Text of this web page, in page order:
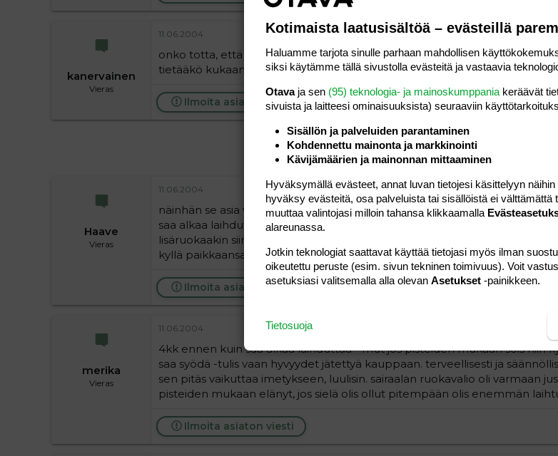
kanervainen
Vieras
11.06.2004
onko totta, että pisteilyä ei saisi aloittaa ennenkuin imetettävä on 4kk?
tietääkö kukaan?
Ilmoita asiaton viesti
Haave
Vieras
11.06.2004
näinhän se asia valitettavasti on, että vauvan on oltava vähintään 4 kk
saa alkaa laihduttaa. Ja jos en väärin muista, niin vauvalla pitäisi olla
lisäruokaakin siinä vaiheessa. Jälkimmäisestä en ole ihan varma, mutta eka
kyllä paikkaansa!
Ilmoita asiaton viesti
merika
Vieras
11.06.2004
4kk ennen kuin saa alkaa laihduttaa - mut jos pisteiden mukaan söis niin
saa syödä -tulis vaan hyvyydet jätettyä kauppaan. terveellisesti ja
sen pitäs vaikuttaa imetykseen, luulisin. sairaalan ruokavalio oli varmaan
pisteiden mukaan elänyt, jos sielä olis ollut pitempään olis enemmän
Ilmoita asiaton viesti
Kotimaista laatusisältöä – evästeillä
Haluamme tarjota sinulle parhaan mahdollisen
siksi käytämme tällä sivustolla evästeitä ja vastaavia
Otavaja sen (95) teknologia- ja mainoskumppania keräävät
sivuista ja laitteesi ominaisuuk­sista) seuraaviin
Sisällön ja palveluiden parantaminen
Kohdennettu mainonta ja markkinointi
Kävijämäärien ja mainonnan mittaaminen
Hyväksymällä evästeet, annat luvan tietojesi käsittelyyn
hyväksy evästeitä, osa palveluista tai sisällöistä ei välttämättä
muuttaa valintojasi milloin tahansa klikkaamalla
alareunassa.
Jotkin teknologiat saattavat käyttää tietojasi myös ilman
oikeutettu peruste (esim. sivun tekninen toimivuus). Voit
asetuksiasi valitsemalla alla olevan Asetukset -painikkeen.
Tietosuoja